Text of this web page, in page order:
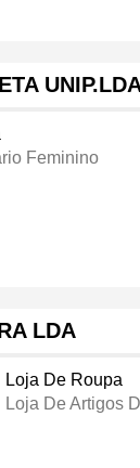
Feminino
LDA
Loja De Roupa
Loja De Artigos